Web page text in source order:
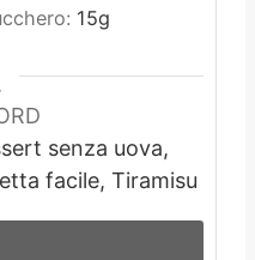
15g
senza uova,
facile, Tiramisu